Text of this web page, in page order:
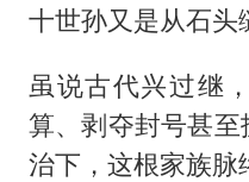
十世孙又是从石头
虽说古代兴过继
算、剥夺封号甚
治下，这根家族脉